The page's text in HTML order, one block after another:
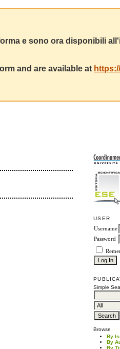
e sono ora disponibili
and are available at
USER
Username
Password
Simple
Browse
By
By
By